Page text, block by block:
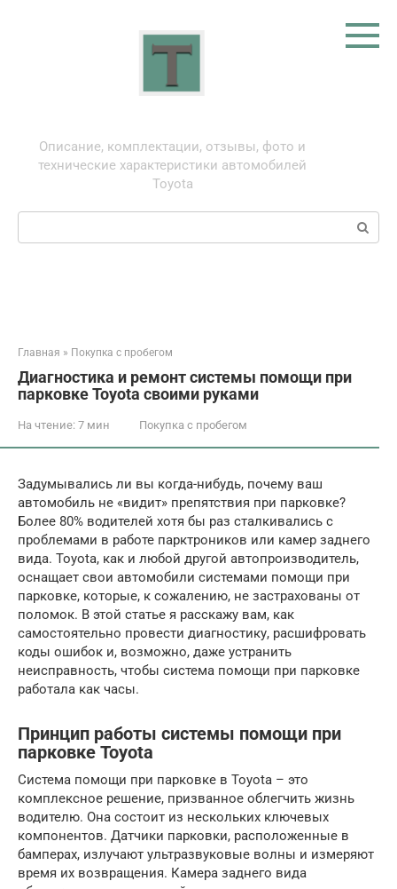
Описание, комплектации, отзывы, фото и
технические характеристики автомобилей
Toyota
Поиск:
Главная » Покупка с пробегом
Диагностика и ремонт системы помощи при
парковке Toyota своими руками
На чтение: 7 мин Покупка с пробегом
Задумывались ли вы когда-нибудь, почему ваш
автомобиль не «видит» препятствия при парковке?
Более 80% водителей хотя бы раз сталкивались с
проблемами в работе парктроников или камер заднего
вида. Toyota, как и любой другой автопроизводитель,
оснащает свои автомобили системами помощи при
парковке, которые, к сожалению, не застрахованы от
поломок. В этой статье я расскажу вам, как
самостоятельно провести диагностику, расшифровать
коды ошибок и, возможно, даже устранить
неисправность, чтобы система помощи при парковке
работала как часы.
Принцип работы системы помощи при
парковке Toyota
Система помощи при парковке в Toyota – это
комплексное решение, призванное облегчить жизнь
водителю. Она состоит из нескольких ключевых
компонентов. Датчики парковки, расположенные в
бамперах, излучают ультразвуковые волны и измеряют
время их возвращения. Камера заднего вида